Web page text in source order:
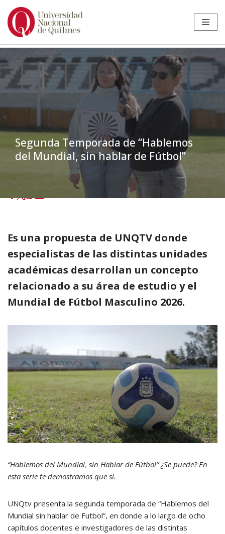
Ir
Segunda Temporada de “Hablemos
del Mundial, sin hablar de Fútbol”
Noticias
Segunda Temporada de “Hablemos del
Mundial, sin hablar de Fútbol”
Es una propuesta de UNQTV donde
especialistas de las distintas unidades
académicas desarrollan un concepto
relacionado a su área de estudio y el
Mundial de Fútbol Masculino 2026.
“Hablemos del Mundial, sin Hablar de Fútbol” ¿Se puede? En
esta serie te demostramos que sí.
UNQtv presenta la segunda temporada de “Hablemos del
Mundial sin hablar de Futbol”, en donde a lo largo de ocho
capítulos docentes e investigadores de las distintas